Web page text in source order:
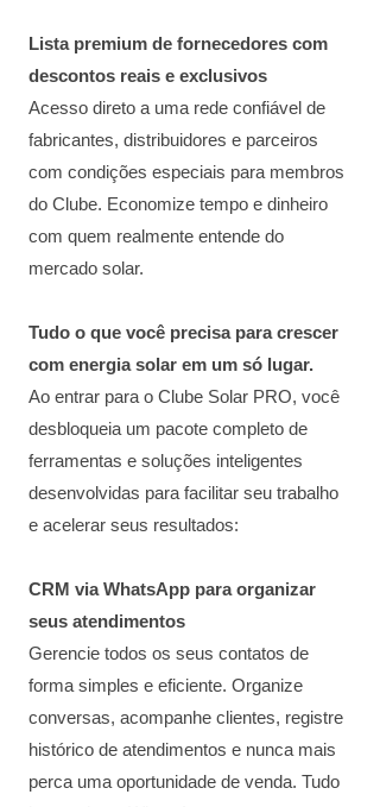
Lista premium de fornecedores com
descontos reais e exclusivos
Acesso direto a uma rede confiável de
fabricantes, distribuidores e parceiros
com condições especiais para membros
do Clube. Economize tempo e dinheiro
com quem realmente entende do
mercado solar.
Tudo o que você precisa para crescer
com energia solar em um só lugar.
Ao entrar para o Clube Solar PRO, você
desbloqueia um pacote completo de
ferramentas e soluções inteligentes
desenvolvidas para facilitar seu trabalho
e acelerar seus resultados:
CRM via WhatsApp para organizar
seus atendimentos
Gerencie todos os seus contatos de
forma simples e eficiente. Organize
conversas, acompanhe clientes, registre
histórico de atendimentos e nunca mais
perca uma oportunidade de venda. Tudo